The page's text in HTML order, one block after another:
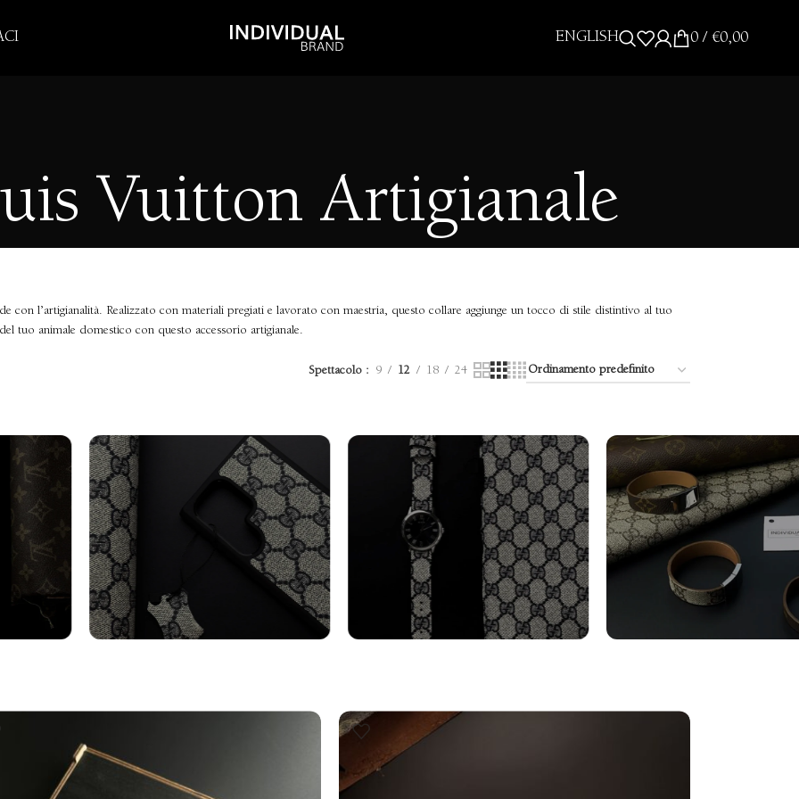
ENGLISH 0/ €0,00
Vuitton Artigianale
l’artigianalità. Realizzato con materiali pregiati e lavorato con maestria, questo collare aggiunge un tocco di stile distintivo al tuo
tuo animale domestico con questo accessorio artigianale.
Spettacolo 9 12 18 24
Vedi altro